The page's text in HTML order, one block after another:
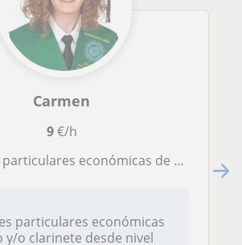
Carmen
9€/h
de solfeo y/o clarinete desde nivel inicial hasta nivel medio
particulares económicas
y/o clarinete desde nivel